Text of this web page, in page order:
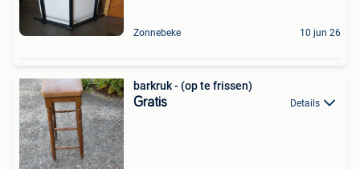
Zonnebeke 10 jun 26
barkruk - (op te frissen)
Gratis Details